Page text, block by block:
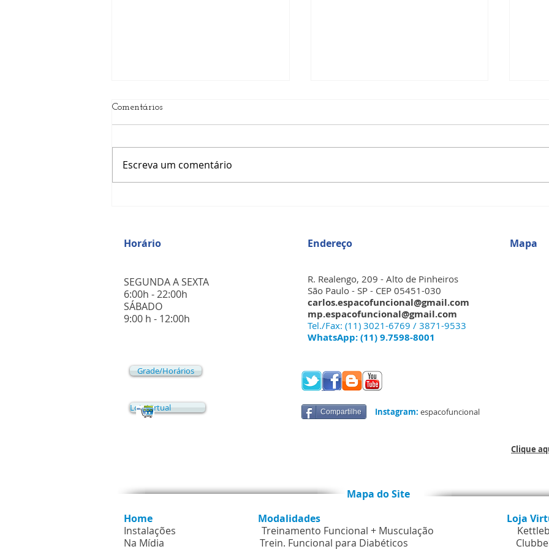
Comentários
Escreva um comentário
Horário
SEGUNDA A SEXTA
6:00h - 22:00h
​SÁBADO
​9:00 h - 12:00h
Grade/Horários
Loja Virtual
Endereço
R. Realengo, 209 - Alto de Pinheiros
São Paulo - SP - CEP 05451-030
carlos.espacofuncional@gmail.com
mp.espacofuncional@gmail.com
Tel./Fax: (11) 3021-6769 / 3871-9533
WhatsApp: (11) 9.7598-8001
Compartilhe Instagram: espacofuncional
Mapa
Clique
Mapa do Site
Home
Modalidades
Loja
Instalações
Treinamento Funcional + Musculação
Na Mídia
Trein. Funcional para Diabéticos